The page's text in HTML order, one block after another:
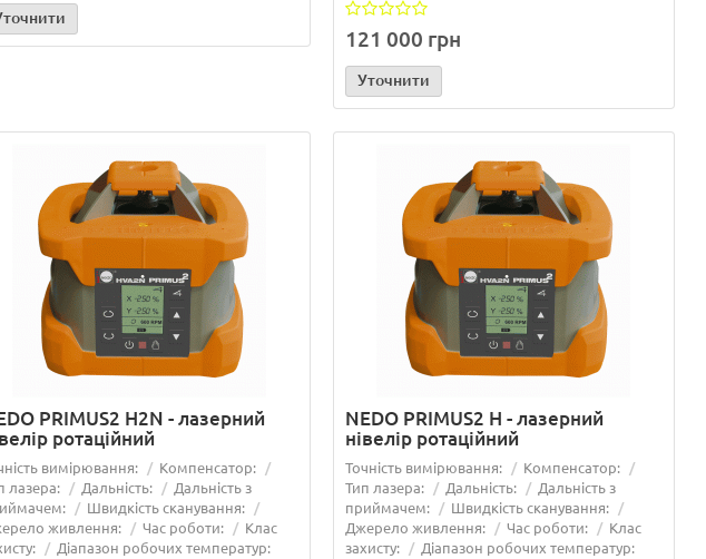
рулетка у подарунок при
ротаційного лазерного нівеліра
далі... 10/04/2026
Ротаційний лазерний нівелір: як обрати
найкращий для ваших завдань
..
Читати далі... 17/03/2026
121 000 грн
Уточнити
PRIMUS2 H2N - лазерний
ротаційний
вимірювання:
Компенсатор:
лазера:
Дальність:
Дальність з
Швидкість сканування:
живлення:
Час роботи:
Клас
Діапазон робочих температур:
NEDO PRIMUS2 H - лазерний
нівелір ротаційний
Точність вимірювання:
Компенсатор:
Тип лазера:
Дальність:
Дальність з
приймачем:
Швидкість сканування:
Джерело живлення:
Час роботи:
Клас
захисту:
Діапазон робочих температур: